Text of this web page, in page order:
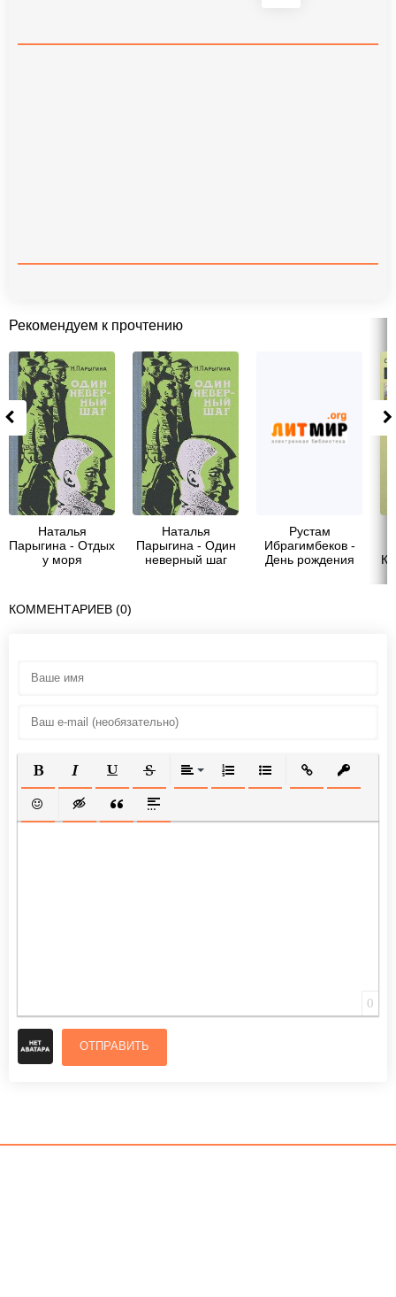
Рекомендуем к прочтению
Наталья
Парыгина - Отдых
у моря
Наталья
Парыгина - Один
неверный шаг
Рустам
Ибрагимбеков -
День рождения
КОММЕНТАРИЕВ (0)
ПОЛУЖИРНЫЙ
КУРСИВПОДЧЕРКНУТЫЙ
ЗАЧЕРКНУТЫЙВЫРАВНИВАНИЕ
НУМЕРОВАННЫЙ СПИСОК
МАРКИРОВАННЫЙ
ВСТАВИТЬ
ВСТАВИТЬ СМАЙЛИК
ВСТАВКА СКРЫТОГО ТЕКСТА
ВСТАВКА ЦИТАТЫ
ВСТАВКА СПОЙЛЕРА
0
ОТПРАВИТЬ